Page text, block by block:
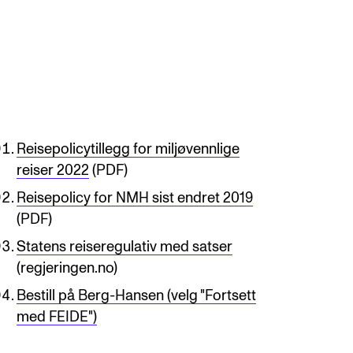
saker
av NMH
og komitéer
gjør hva i administrasjonen
Reisepolicytillegg for miljøvennlige
reiser 2022 (PDF)
Reisepolicy for NMH sist endret 2019
(PDF)
Statens reiseregulativ med satser
(regjeringen.no)
Bestill på Berg-Hansen (velg "Fortsett
med FEIDE")